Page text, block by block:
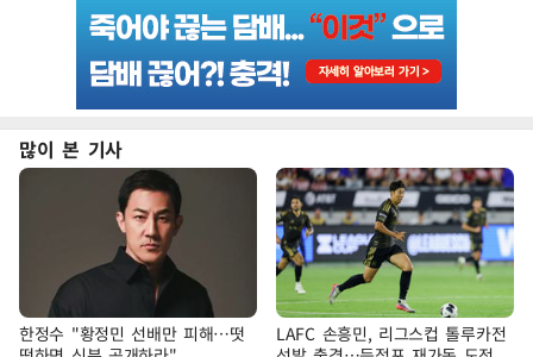
많이 본 기사
한정수 "황정민 선배만 피해…떳
LAFC 손흥민, 리그스컵 톨루카전